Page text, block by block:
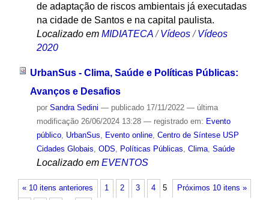
de adaptação de riscos ambientais já executadas
na cidade de Santos e na capital paulista.
Localizado em MIDIATECA /Vídeos /Vídeos
2020
UrbanSus - Clima, Saúde e Políticas Públicas:
Avanços e Desafios
por Sandra Sedini — publicado17/11/2022 — última
modificação26/06/2024 13:28 — registrado em: Evento
público, UrbanSus, Evento online, Centro de Síntese USP
Cidades Globais, ODS, Políticas Públicas, Clima, Saúde
Localizado em EVENTOS
« 10 itens anteriores Próximos 10 itens »
1 2 3 4 5